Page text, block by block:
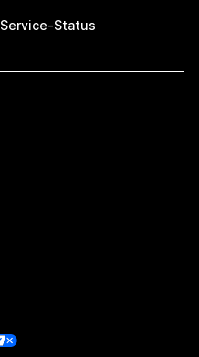
Service-Status